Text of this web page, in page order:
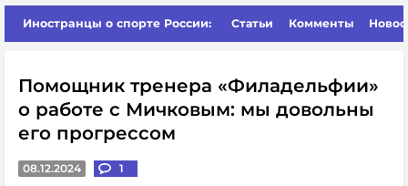
Иностранцы о спорте России: Статьи Комменты
Помощник тренера «Филадельфии»
о работе с Мичковым: мы довольны
его прогрессом
08.12.2024 1